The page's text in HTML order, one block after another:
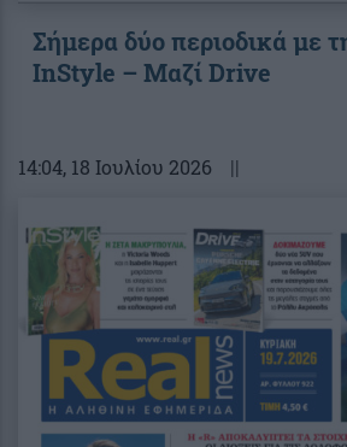
Σήμερα δύο περιοδικά με
InStyle – Μαζί Drive
14:04, 18 Ιουλίου 2026 ||